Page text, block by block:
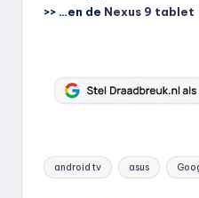
>> …en de Nexus 9 tablet
Tags:
android tv asus